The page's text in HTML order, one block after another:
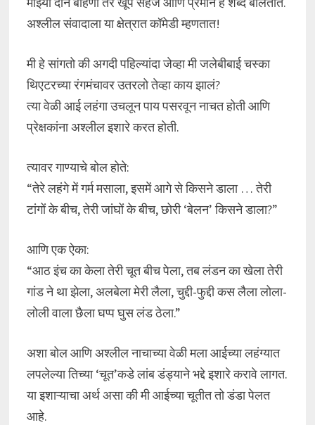
अश्लील संवादाला या क्षेत्रात कॉमेडी म्हणतात!
मी हे सांगतो की अगदी पहिल्यांदा जेव्हा मी जलेबीबाई चस्का
थिएटरच्या रंगमंचावर उतरलो तेव्हा काय झालं?
त्या वेळी आई लहंगा उचलून पाय पसरवून नाचत होती आणि
प्रेक्षकांना अश्लील इशारे करत होती.
त्यावर गाण्याचे बोल होते:
“तेरे लहंगे में गर्म मसाला, इसमें आगे से किसने डाला … तेरी
टांगों के बीच, तेरी जांघों के बीच, छोरी ‘बेलन’ किसने डाला?”
आणि एक ऐका:
“आठ इंच का केला तेरी चूत बीच पेला, तब लंडन का खेला तेरी
गांड ने था झेला, अलबेला मेरी लैला, चुद्दी-फुद्दी कस लैला लोला-
लोली वाला छैला घप्प घुस लंड ठेला.”
अशा बोल आणि अश्लील नाचाच्या वेळी मला आईच्या लहंग्यात
लपलेल्या तिच्या ‘चूत’कडे लांब डंड्याने भद्दे इशारे करावे लागत.
या इशाऱ्याचा अर्थ असा की मी आईच्या चूतीत तो डंडा पेलत
आहे.